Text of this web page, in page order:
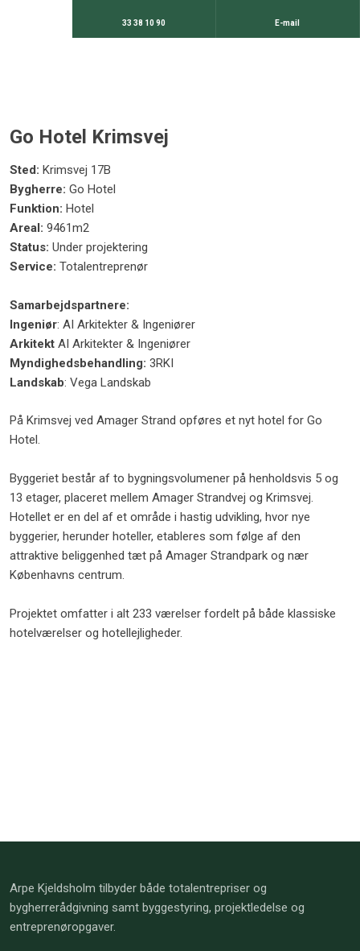
33 38 10 90 E-mail
Go Hotel Krimsvej
Sted: Krimsvej 17B
Bygherre: Go Hotel
Funktion: Hotel
Areal: 9461m2
Status: Under projektering
Service: Totalentreprenør
Samarbejdspartnere:
Ingeniør: AI Arkitekter & Ingeniører
ArkitektAI Arkitekter & Ingeniører
Myndighedsbehandling: 3RKI
Landskab: Vega Landskab
På Krimsvej ved Amager Strand opføres et nyt hotel for Go
Hotel.
Byggeriet består af to bygningsvolumener på henholdsvis 5 og
13 etager, placeret mellem Amager Strandvej og Krimsvej.
Hotellet er en del af et område i hastig udvikling, hvor nye
byggerier, herunder hoteller, etableres som følge af den
attraktive beliggenhed tæt på Amager Strandpark og nær
Københavns centrum.
Projektet omfatter i alt 233 værelser fordelt på både klassiske
hotelværelser og hotellejligheder.
Arpe Kjeldsholm tilbyder både totalentrepriser og
bygherrerådgivning samt byggestyring, projektledelse og
entreprenøropgaver.